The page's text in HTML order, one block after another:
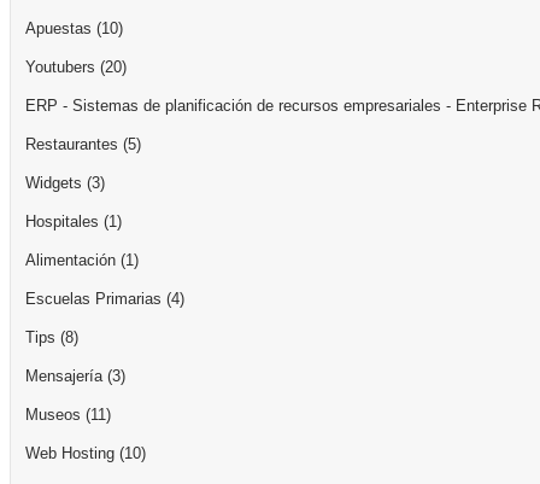
Apuestas (10)
Youtubers (20)
ERP - Sistemas de planificación de recursos empresariales - Enterprise
Restaurantes (5)
Widgets (3)
Hospitales (1)
Alimentación (1)
Escuelas Primarias (4)
Tips (8)
Mensajería(3)
Museos (11)
Web Hosting (10)